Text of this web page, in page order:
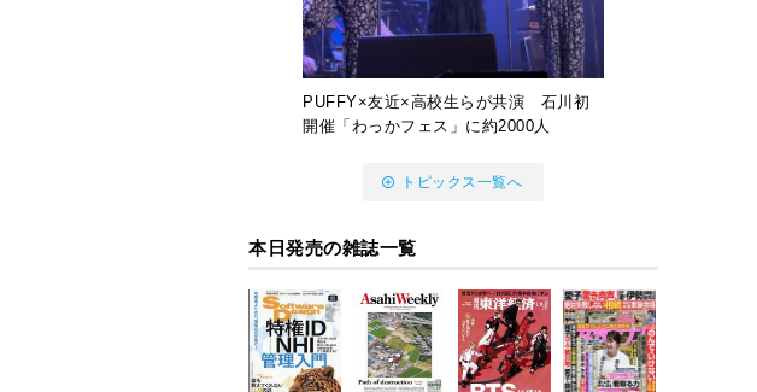
PUFFY×友近×高校生らが共演 石川初
開催「わっかフェス」に約2000人
トピックス一覧へ
本日発売の雑誌一覧